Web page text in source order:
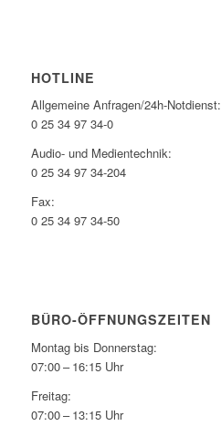
HOTLINE
Allgemeine Anfragen/24h-Notdienst:
0 25 34 97 34-0
Audio- und Medientechnik:
0 25 34 97 34-204
Fax:
0 25 34 97 34-50
BÜRO-ÖFFNUNGSZEITEN
Montag bis Donnerstag:
07:00 – 16:15 Uhr
Freitag:
07:00 – 13:15 Uhr